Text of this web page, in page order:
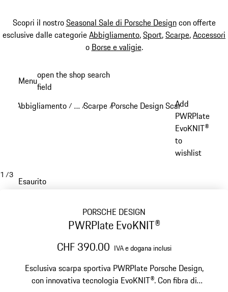
Scopri il nostroSeasonal Sale di Porsche Designcon offerte
esclusive dalle categorieAbbigliamento,Sport,Scarpe,Accessori
o Borse e valigie.
principale
Menuopen the shop search
field
Abbigliamento / …
Reveal collapsed breadcrumb items
/Scarpe /Porsche Design Scarpe
Add
PWRPlate
EvoKNIT®
to
wishlist
1 /3
Esaurito
PORSCHE DESIGN
PWRPlate EvoKNIT®
CHF 390.00 IVA e dogana inclusi
Esclusiva scarpa sportiva PWRPlate Porsche Design,
con innovativa tecnologia EvoKNIT®. Con fibra di